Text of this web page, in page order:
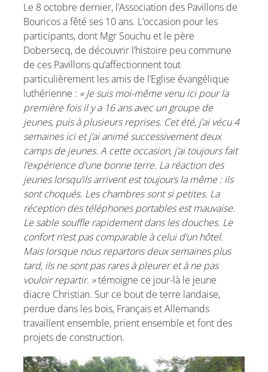
Le 8 octobre dernier, l’Association des Pavillons de
Bouricos a fêté ses 10 ans. L’occasion pour les
participants, dont Mgr Souchu et le père
Dobersecq, de découvrir l’histoire peu commune
de ces Pavillons qu’affectionnent tout
particulièrement les amis de l’Eglise évangélique
luthérienne : « Je suis moi-même venu ici pour la
première fois il y a 16 ans avec un groupe de
jeunes, puis à plusieurs reprises. Cet été, j’ai vécu 4
semaines ici et j’ai animé successivement deux
camps de jeunes. A cette occasion, j’ai toujours fait
l’expérience d’une bonne terre. La réaction des
jeunes lorsqu’ils arrivent est toujours la même : ils
sont choqués. Les chambres sont si petites. La
réception des téléphones portables est mauvaise.
Le sable souffle rapidement dans les douches. Le
confort n’est pas comparable à celui d’un hôtel.
Mais lorsque nous repartons deux semaines plus
tard, ils ne sont pas rares à pleurer et à ne pas
vouloir repartir. »témoigne ce jour-là le jeune
diacre Christian. Sur ce bout de terre landaise,
perdue dans les bois, Français et Allemands
travaillent ensemble, prient ensemble et font des
projets de construction.